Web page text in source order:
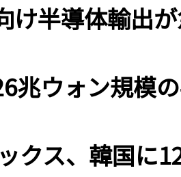
け半導体輸出
兆ウォン規模
クス、韓国に